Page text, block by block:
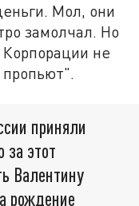
Мол, они
замолчал. Но
не
приняли
за этот
Валентину
рождение